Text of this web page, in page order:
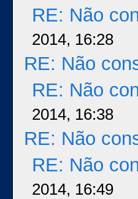
RE: Não
2014, 16:28
RE: Não
RE: Não
2014, 16:38
RE: Não
RE: Não
2014, 16:49